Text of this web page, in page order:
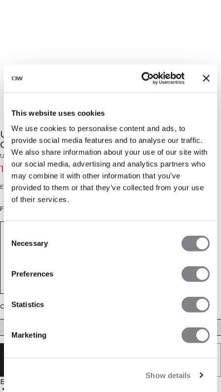
This website uses cookies
We use cookies to personalise content and ads, to
provide social media features and to analyse our traffic.
We also share information about your use of our site with
our social media, advertising and analytics partners who
may combine it with other information that you’ve
provided to them or that they’ve collected from your use
of their services.
Selection
Necessary
Preferences
Statistics
Marketing
Show details
Ultimate Training Cropped Hoodie Green
Camo
Ultimate Training Collection
13€65€(-80%)
Extra kurz geschnittener, langärmeliger Hoodie.
Farbe: Green Camo
Größe
XXL
Beschreibung